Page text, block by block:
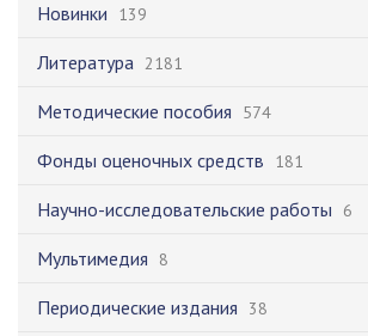
Новинки 139
Литература 2181
Методические пособия 574
Фонды оценочных средств 181
Научно-исследовательские работы 6
Мультимедия 8
Периодические издания 38